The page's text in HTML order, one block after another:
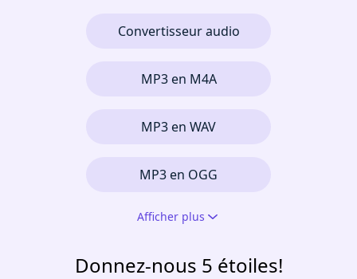
Convertisseur audio
MP3 en M4A
MP3 en WAV
MP3 en OGG
Afficher plus
Donnez-nous 5 étoiles!